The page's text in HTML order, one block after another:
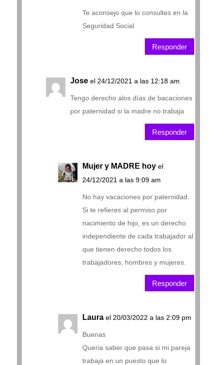
Te aconsejo que lo consultes en la
Seguridad Social
Responder
Jose el 24/12/2021 a las 12:18 am
Tengo derecho alos días de bacaciones
por paternidad si la madre no trabaja
Responder
Mujer y MADRE hoy el
24/12/2021 a las 9:09 am
No hay vacaciones por paternidad.
Si te refieres al permiso por
nacimiento de hijo, es un derecho
independiente de cada trabajador al
que tienen derecho todos los
trabajadores, hombres y mujeres.
Responder
Laura el 20/03/2022 a las 2:09 pm
Buenas
Queria saber que pasa si mi pareja
trabaja en un puesto que lo